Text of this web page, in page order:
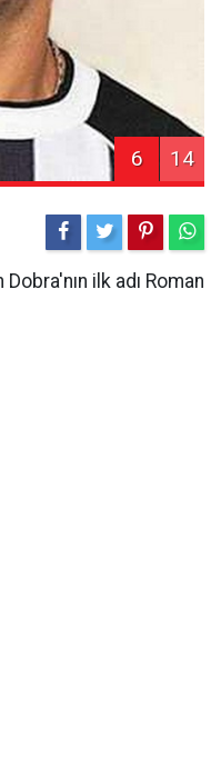
6 14
ilk adı Roman